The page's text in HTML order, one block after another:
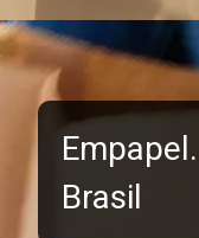
Brasil